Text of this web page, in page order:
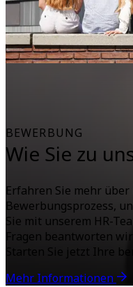
BEWERBUNG
Wie Sie zu
Erfahren Sie mehr
Bewerbungsprozess,
Sie mit unserem HR-
Fragen beantworten
Starten Sie jetzt Ihre
Mehr Informationen